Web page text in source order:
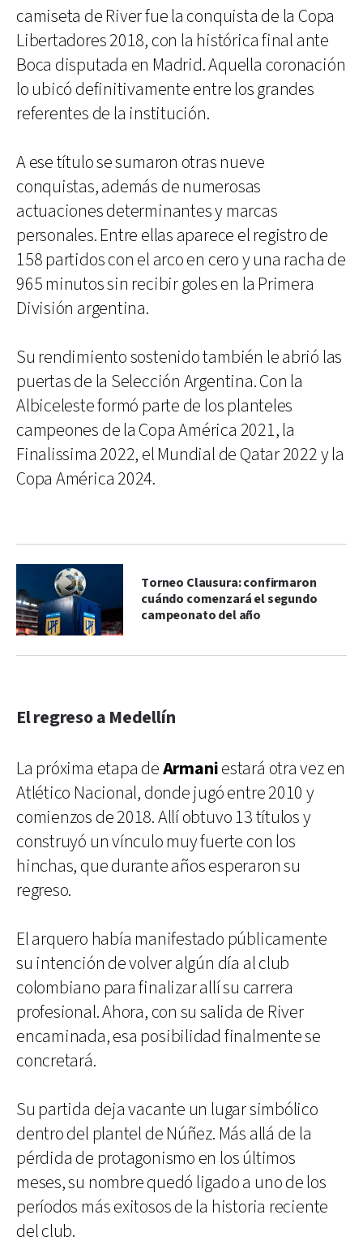
camiseta de River fue la conquista de la Copa
Libertadores 2018, con la histórica final ante
Boca disputada en Madrid. Aquella coronación
lo ubicó definitivamente entre los grandes
referentes de la institución.
A ese título se sumaron otras nueve
conquistas, además de numerosas
actuaciones determinantes y marcas
personales. Entre ellas aparece el registro de
158 partidos con el arco en cero y una racha de
965 minutos sin recibir goles en la Primera
División argentina.
Su rendimiento sostenido también le abrió las
puertas de la Selección Argentina. Con la
Albiceleste formó parte de los planteles
campeones de la Copa América 2021, la
Finalissima 2022, el Mundial de Qatar 2022 y la
Copa América 2024.
Torneo Clausura: confirmaron
cuándo comenzará el segundo
campeonato del año
El regreso a Medellín
La próxima etapa deArmaniestará otra vez en
Atlético Nacional, donde jugó entre 2010 y
comienzos de 2018. Allí obtuvo 13 títulos y
construyó un vínculo muy fuerte con los
hinchas, que durante años esperaron su
regreso.
El arquero había manifestado públicamente
su intención de volver algún día al club
colombiano para finalizar allí su carrera
profesional. Ahora, con su salida de River
encaminada, esa posibilidad finalmente se
concretará.
Su partida deja vacante un lugar simbólico
dentro del plantel de Núñez. Más allá de la
pérdida de protagonismo en los últimos
meses, su nombre quedó ligado a uno de los
períodos más exitosos de la historia reciente
del club.